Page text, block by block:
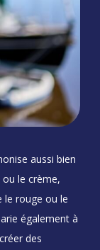
aussi bien
le crème,
le rouge ou le
également à
des